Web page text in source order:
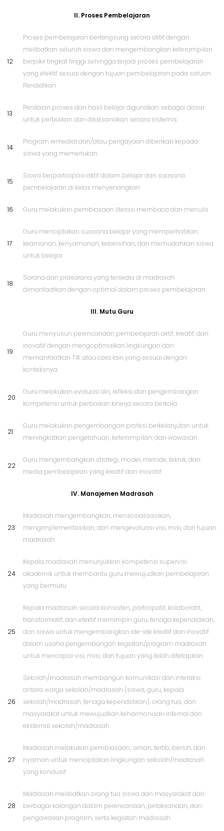
II. Proses Pembelajaran
12
Proses pembelajaran berlangsung secara aktif dengan
melibatkan seluruh siswa dan mengembangkan keterampilan
berpikir tingkat tinggi sehingga terjadi proses pembelajaran
yang efektif sesuai dengan tujuan pembelajaran pada satuan
Pendidikan
13
Penilaian proses dan hasil belajar digunakan sebagai dasar
untuk perbaikan dan dilaksanakan secara sistemis
14
Program remedial dan/atau pengayaan diberikan kepada
siswa yang memerlukan
15
Siswa berpartisipasi aktif dalam belajar dan suasana
pembelajaran di kelas menyenangkan
16 Guru melakukan pembiasaan literasi membaca dan menulis
17
Guru menciptakan suasana belajar yang memperhatikan
keamanan, kenyamanan, kebersihan, dan memudahkan siswa
untuk belajar
18
Sarana dan prasarana yang tersedia di madrasah
dimanfaatkan dengan optimal dalam proses pembelajaran
III. Mutu Guru
19
Guru menyusun perencanaan pembelajaran aktif, kreatif, dan
inovatif dengan mengoptimalkan lingkungan dan
memanfaatkan TIK atau cara lain yang sesuai dengan
konteksnya
20
Guru melakukan evaluasi diri, refleksi dan pengembangan
kompetensi untuk perbaikan kinerja secara berkala
21
Guru melakukan pengembangan profesi berkelanjutan untuk
meningkatkan pengetahuan, keterampilan, dan wawasan
22
Guru mengembangkan strategi, model, metode, teknik, dan
media pembelajaran yang kreatif dan inovatif
IV. Manajemen Madrasah
23
Madrasah mengembangkan, mensosialisasikan,
mengimplementasikan, dan mengevaluasi visi, misi, dan tujuan
madrasah
24
Kepala madrasah menunjukkan kompetensi supervisi
akademik untuk membantu guru mewujudkan pembelajaran
yang bermutu
25
Kepala madrasah secara konsisten, partisipatif, kolaboratif,
transformatif, dan efektif memimpin guru, tenaga kependidikan,
dan siswa untuk mengembangkan ide-ide kreatif dan inovatif
dalam usaha pengembangan kegiatan/program madrasah
untuk mencapai visi, misi, dan tujuan yang telah ditetapkan
26
Sekolah/madrasah membangun komunikasi dan interaksi
antara warga sekolah/madrasah (siswa, guru, kepala
sekolah/madrasah, tenaga kependidikan), orang tua, dan
masyarakat untuk mewujudkan keharmonisan internal dan
eksternal sekolah/madrasah
27
Madrasah melakukan pembiasaan; aman, tertib, bersih, dan
nyaman untuk menciptakan lingkungan sekolah/madrasah
yang kondusif
28
Madrasah melibatkan orang tua siswa dan masyarakat dari
berbagai kalangan dalam perencanaan, pelaksanaan, dan
pengawasan program, serta kegiatan madrasah